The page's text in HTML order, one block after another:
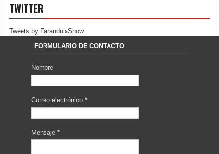
TWITTER
Tweets by FarandulaShow
FORMULARIO DE CONTACTO
Nombre
Correo electrónico *
Mensaje *